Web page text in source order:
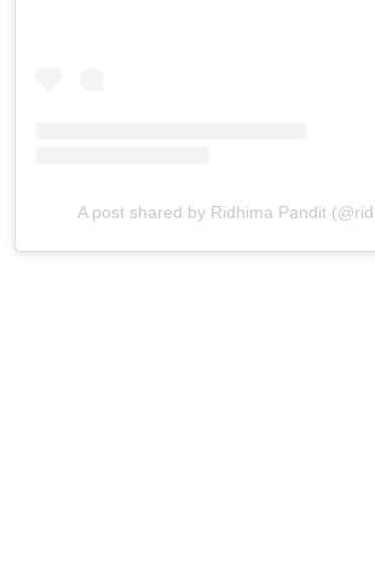
A post shared by Ridhima Pandit